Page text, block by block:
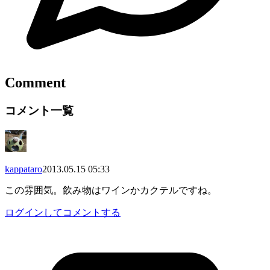
Comment
コメント一覧
kappataro2013.05.15 05:33
この雰囲気。飲み物はワインかカクテルですね。
ログインしてコメントする